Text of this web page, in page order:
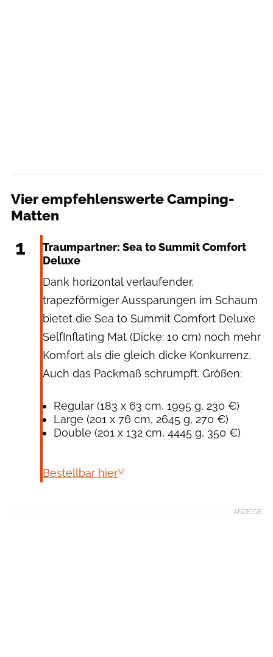
Vier empfehlenswerte Camping-
Matten
1
Traumpartner: Sea to Summit Comfort
Deluxe​
Dank horizontal verlaufender,
trapezförmiger Aussparungen im Schaum
bietet die Sea to Summit Comfort Deluxe
SelfInflating Mat (Dicke: 10 cm) noch mehr
Komfort als die gleich dicke Konkurrenz.
Auch das Packmaß schrumpft. Größen:
Regular (183 x 63 cm, 1995 g, 230 €)
Large (201 x 76 cm, 2645 g, 270 €)
Double (201 x 132 cm, 4445 g, 350 €)
Bestellbar hier
ANZEIGE